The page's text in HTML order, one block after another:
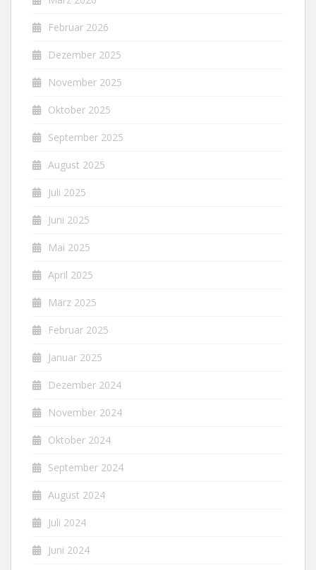
Februar 2026
Dezember 2025
November 2025
Oktober 2025
September 2025
August 2025
Juli 2025
Juni 2025
Mai 2025
April 2025
März 2025
Februar 2025
Januar 2025
Dezember 2024
November 2024
Oktober 2024
September 2024
August 2024
Juli 2024
Juni 2024